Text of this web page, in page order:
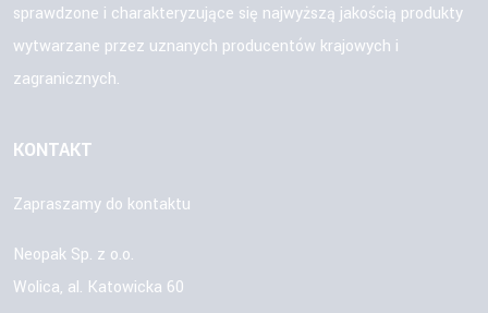
sprawdzone i charakteryzujące się najwyższą jakością produkty
wytwarzane przez uznanych producentów krajowych i
zagranicznych.
KONTAKT
Zapraszamy do kontaktu
Neopak Sp. z o.o.
Wolica, al. Katowicka 60